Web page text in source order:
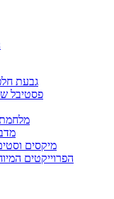
גבעת
פסטיבל
מיקסים
הפרוייקטים